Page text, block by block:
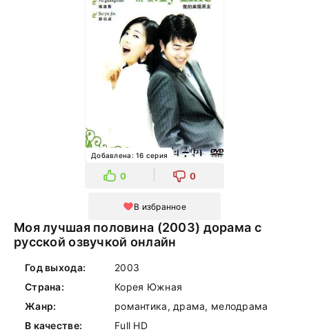
Добавлена: 16 серия
0 0
В избранное
Моя лучшая половина (2003) дорама с
русской озвучкой онлайн
Год выхода:
2003
Страна:
Корея Южная
Жанр:
романтика, драма, мелодрама
В качестве:
Full HD